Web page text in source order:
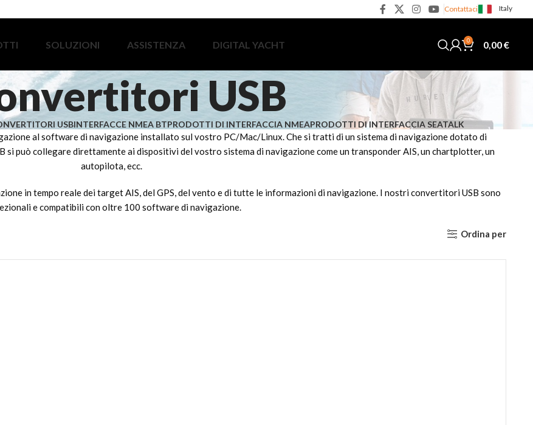
Contattaci Italy
SOLUZIONI ASSISTENZA DIGITAL YACHT 0 0,00€
USB
USBINTERFACCE NMEA BTPRODOTTI DI INTERFACCIA NMEAPRODOTTI DI INTERFACCIA SEATALK
al software di navigazione installato sul vostro PC/Mac/Linux. Che si tratti di un sistema di navigazione dotato di
può collegare direttamente ai dispositivi del vostro sistema di navigazione come un transponder AIS, un chartplotter, un
autopilota, ecc.
in tempo reale dei target AIS, del GPS, del vento e di tutte le informazioni di navigazione. I nostri convertitori USB sono
e compatibili con oltre 100 software di navigazione.
Ordina per